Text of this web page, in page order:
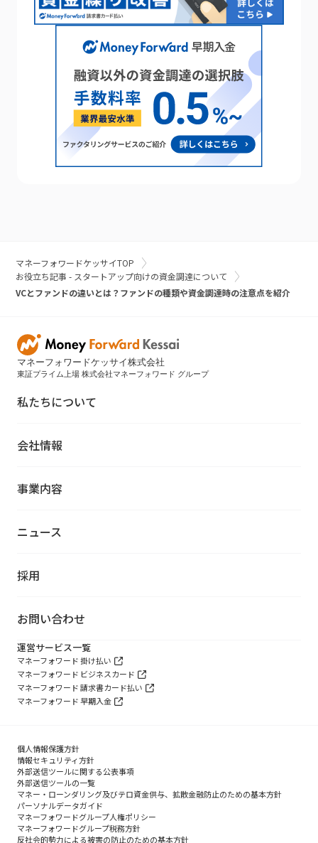
マネーフォワードケッサイTOP
お役立ち記事 - スタートアップ向けの資金調達について
VCとファンドの違いとは？ファンドの種類や資金調達時の注意点を紹介
マネーフォワードケッサイ株式会社
東証プライム上場 株式会社マネーフォワード グループ
私たちについて
会社情報
事業内容
ニュース
採用
お問い合わせ
運営サービス一覧
マネーフォワード 掛け払い
マネーフォワード ビジネスカード
マネーフォワード 請求書カード払い
マネーフォワード 早期入金
個人情報保護方針
情報セキュリティ方針
外部送信ツールに関する公表事項
外部送信ツールの一覧
マネー・ローンダリング及びテロ資金供与、拡散金融防止のための基本方針
パーソナルデータガイド
マネーフォワードグループ人権ポリシー
マネーフォワードグループ税務方針
反社会的勢力による被害の防止のための基本方針